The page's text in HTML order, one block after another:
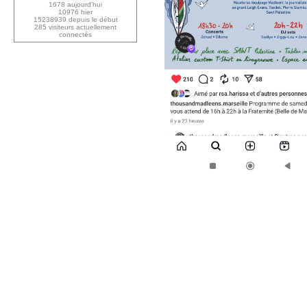
1678 aujourd’hui
10976 hier
15238939 depuis le début
285 visiteurs actuellement
connectés